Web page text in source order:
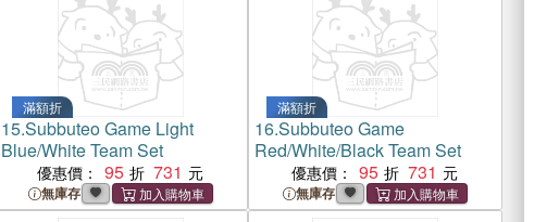
滿額折
15.Subbuteo Game Light
Blue/White Team Set
優惠價： 95 731
無庫存
滿額折
16.Subbuteo Game
Red/White/Black Team Set
優惠價： 95 731
無庫存